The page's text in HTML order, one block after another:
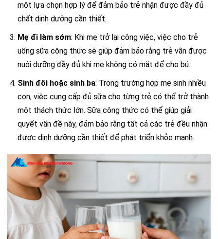
một lựa chọn hợp lý để đảm bảo trẻ nhận được đầy đủ
chất dinh dưỡng cần thiết.
Mẹ đi làm sớm: Khi mẹ trở lại công việc, việc cho trẻ
uống sữa công thức sẽ giúp đảm bảo rằng trẻ vẫn được
nuôi dưỡng đầy đủ khi mẹ không có mặt để cho bú.
Sinh đôi hoặc sinh ba: Trong trường hợp mẹ sinh nhiều
con, việc cung cấp đủ sữa cho từng trẻ có thể trở thành
một thách thức lớn. Sữa công thức có thể giúp giải
quyết vấn đề này, đảm bảo rằng tất cả các trẻ đều nhận
được dinh dưỡng cần thiết để phát triển khỏe mạnh.